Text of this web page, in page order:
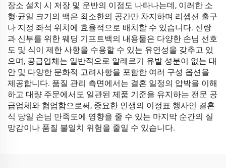
장소 설치 시 저장 및 운반의 이점도 나타나는데, 이러한 소
형·균일 크기의 백은 최소한의 공간만 차지하며 리셉션 출구
나 지정 좌석 위치에 효율적으로 배치할 수 있습니다. 신랑
과 신부를 위한 웨딩 기프트백의 내용물은 다양한 손님 선호
도 및 식이 제한 사항을 수용할 수 있는 유연성을 갖추고 있
으며, 공급업체는 일반적으로 알레르기 유발 성분이 없는 대
안 및 다양한 문화적 고려사항을 포함한 여러 구성 옵션을
제공합니다. 품질 관리 측면에서는 결혼 일정의 압박을 이해
하고 대량 주문에서도 일관된 제품 기준을 유지하는 전문 공
급업체와 협업함으로써, 중요한 인생의 이정표 행사인 결혼
식 당일 손님 만족도에 영향을 줄 수 있는 마지막 순간의 실
망감이나 품질 불일치 위험을 줄일 수 있습니다.